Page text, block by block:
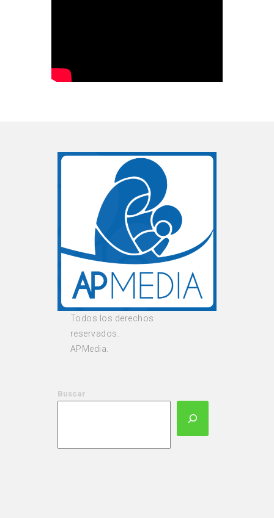
Todos los derechos
reservados.
APMedia.
Buscar